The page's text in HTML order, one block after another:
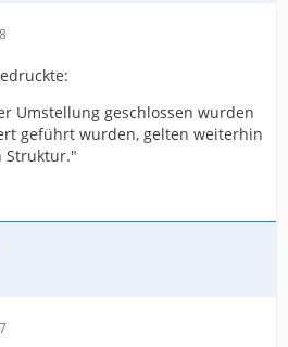
Umstellung geschlossen wurden
geführt wurden, gelten weiterhin
Struktur."